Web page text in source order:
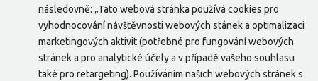
následovně: „Tato webová stránka používá cookies pro
vyhodnocování návštěvnosti webových stánek a optimalizaci
marketingových aktivit (potřebné pro fungování webových
stránek a pro analytické účely a v případě vašeho souhlasu
také pro retargeting). Používáním našich webových stránek s